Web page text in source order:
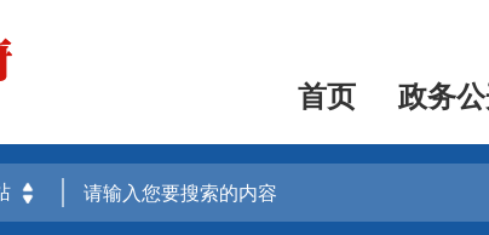
首页 政务